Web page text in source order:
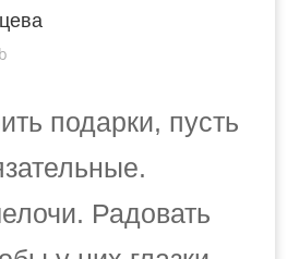
подарки, пусть
Радовать